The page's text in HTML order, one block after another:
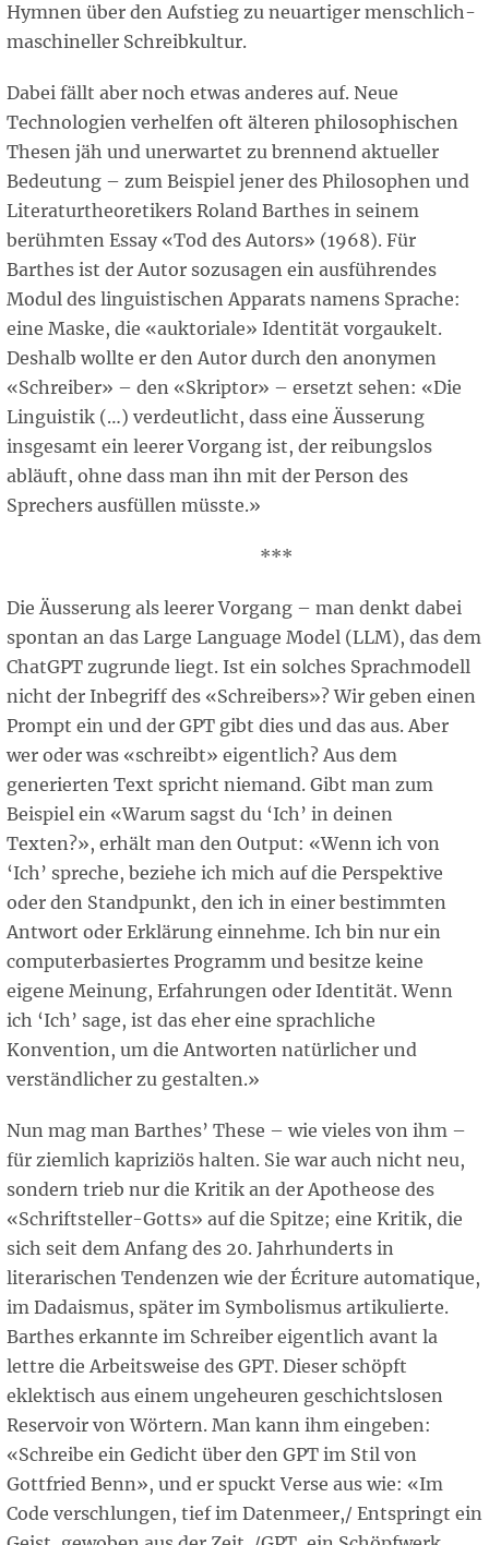
Hymnen über den Aufstieg zu neuartiger menschlich-
maschineller Schreibkultur.
Dabei fällt aber noch etwas anderes auf. Neue
Technologien verhelfen oft älteren philosophischen
Thesen jäh und unerwartet zu brennend aktueller
Bedeutung – zum Beispiel jener des Philosophen und
Literaturtheoretikers Roland Barthes in seinem
berühmten Essay «Tod des Autors» (1968). Für
Barthes ist der Autor sozusagen ein ausführendes
Modul des linguistischen Apparats namens Sprache:
eine Maske, die «auktoriale» Identität vorgaukelt.
Deshalb wollte er den Autor durch den anonymen
«Schreiber» – den «Skriptor» – ersetzt sehen: «Die
Linguistik (…) verdeutlicht, dass eine Äusserung
insgesamt ein leerer Vorgang ist, der reibungslos
abläuft, ohne dass man ihn mit der Person des
Sprechers ausfüllen müsste.»
***
Die Äusserung als leerer Vorgang – man denkt dabei
spontan an das Large Language Model (LLM), das dem
ChatGPT zugrunde liegt. Ist ein solches Sprachmodell
nicht der Inbegriff des «Schreibers»? Wir geben einen
Prompt ein und der GPT gibt dies und das aus. Aber
wer oder was «schreibt» eigentlich? Aus dem
generierten Text spricht niemand. Gibt man zum
Beispiel ein «Warum sagst du ‘Ich’ in deinen
Texten?», erhält man den Output: «Wenn ich von
‘Ich’ spreche, beziehe ich mich auf die Perspektive
oder den Standpunkt, den ich in einer bestimmten
Antwort oder Erklärung einnehme. Ich bin nur ein
computerbasiertes Programm und besitze keine
eigene Meinung, Erfahrungen oder Identität. Wenn
ich ‘Ich’ sage, ist das eher eine sprachliche
Konvention, um die Antworten natürlicher und
verständlicher zu gestalten.»
Nun mag man Barthes’ These – wie vieles von ihm –
für ziemlich kapriziös halten. Sie war auch nicht neu,
sondern trieb nur die Kritik an der Apotheose des
«Schriftsteller-Gotts» auf die Spitze; eine Kritik, die
sich seit dem Anfang des 20. Jahrhunderts in
literarischen Tendenzen wie der Écriture automatique,
im Dadaismus, später im Symbolismus artikulierte.
Barthes erkannte im Schreiber eigentlich avant la
lettre die Arbeitsweise des GPT. Dieser schöpft
eklektisch aus einem ungeheuren geschichtslosen
Reservoir von Wörtern. Man kann ihm eingeben:
«Schreibe ein Gedicht über den GPT im Stil von
Gottfried Benn», und er spuckt Verse aus wie: «Im
Code verschlungen, tief im Datenmeer,/ Entspringt ein